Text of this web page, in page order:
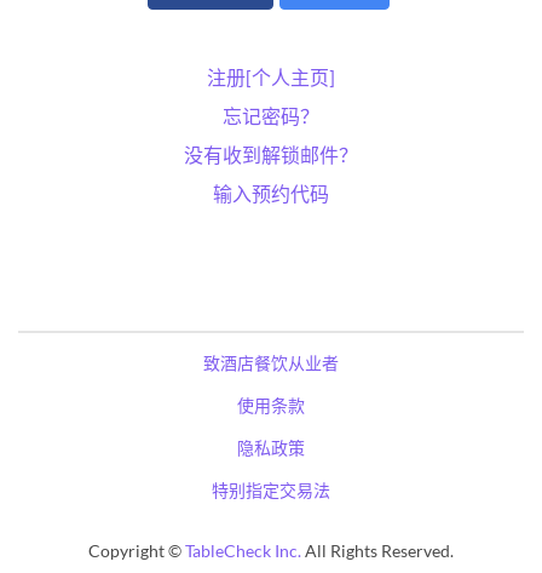
注册[个人主页]
忘记密码？
没有收到解锁邮件？
输入预约代码
致酒店餐饮从业者
使用条款
隐私政策
特别指定交易法
Copyright ©TableCheck Inc.All Rights Reserved.